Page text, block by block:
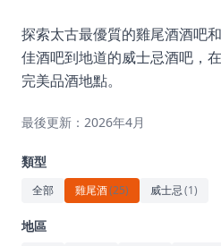
約會好去處
美食佳餚
運動
藝術文化
探索太古最優質的雞尾酒酒吧
佳酒吧到地道的威士忌酒吧，
完美品酒地點。
最後更新：2026年4月
類型
全部 雞尾酒(25) 威士忌(1)
地區